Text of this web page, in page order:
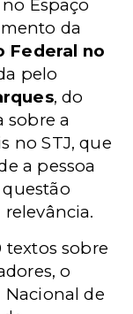
no Espaço
da
Federal no
pelo
, do
sobre a
no STJ, que
a pessoa
textos sobre
o
Nacional de